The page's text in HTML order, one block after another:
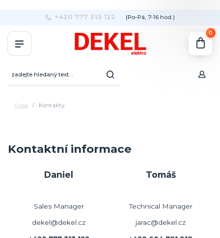
+420 777 313 122 (Po-Pá, 7-16 hod.)
0
Úvod Kontakty
Kontaktní informace
Daniel
Sales Manager
dekel@dekel.cz
Tomáš
Technical Manager
jarac@dekel.cz